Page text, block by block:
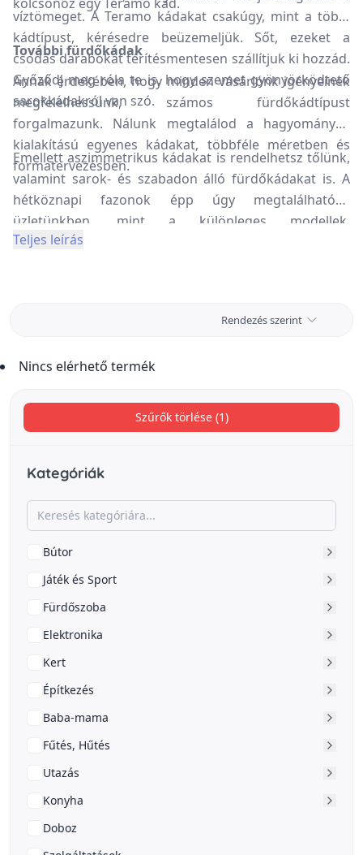
víztömeget. A Teramo kádakat csakúgy, mint a többi
kádtípust, kérésedre beüzemeljük. Sőt, ezeket a
csodás darabokat térítésmentesen szállítjuk ki hozzád.
Győződj meg róla te is, hogy szemet gyönyörködtető
sarokkádakról van szó.
További fürdőkádak
Annak érdekében, hogy minden vásárlónk igényeinek
megfelelhessünk, számos fürdőkádtípust
forgalmazunk. Nálunk megtalálod a hagyományos
kialakítású egyenes kádakat, többféle méretben és
formatervezésben.
Emellett aszimmetrikus kádakat is rendelhetsz tőlünk,
valamint sarok- és szabadon álló fürdőkádakat is. A
hétköznapi fazonok épp úgy megtalálhatóak
üzletünkben, mint a különleges modellek.
Természetesen a kádak mellett kiegészítőkkel is
Teljes leírás
Szűrők törlése (1)
Kategóriák
Bútor
Játék és Sport
Fürdőszoba
Elektronika
Kert
Építkezés
Baba-mama
Fűtés, Hűtés
Utazás
Konyha
Doboz
Rendezés szerint
Nincs elérhető termék